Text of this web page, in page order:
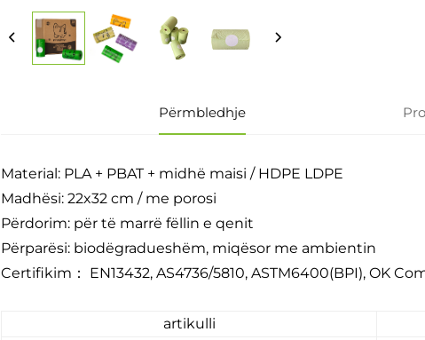
Përmbledhje
Material: PLA + PBAT + midhë maisi / HDPE LDPE
Madhësi: 22x32 cm / me porosi
Përdorim: për të marrë fëllin e qenit
Përparësi: biodëgradueshëm, miqësor me ambientin
Certifikim： EN13432, AS4736/5810, ASTM6400(BPI), OK
artikulli